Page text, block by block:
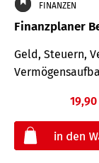
FINANZEN
Finanzplaner
Geld, Steuern,
19,90